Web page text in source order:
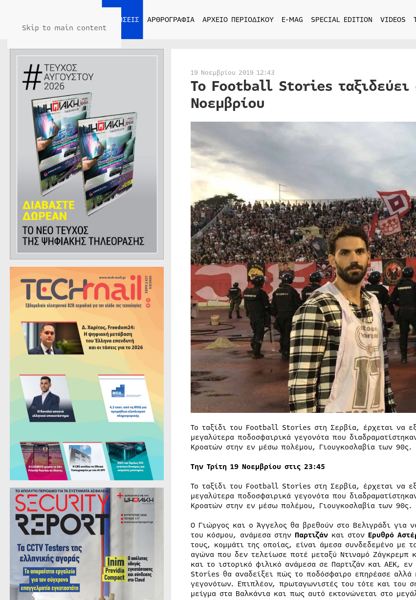
Skip to main content
ΕΙΔΗΣΕΙΣ ΑΡΘΡΟΓΡΑΦΙΑ ΑΡΧΕΙΟ ΠΕΡΙΟΔΙΚΟΥ E-MAG SPECIAL EDITION VIDEOS
19 Νοεμβρίου 2019 12:43
Το Football Stories ταξιδεύει
Νοεμβρίου
Το ταξίδι του Football Stories στη Σερβία, έρχεται να
μεγαλύτερα ποδοσφαιρικά γεγονότα που
Κροατών στην εν μέσω πολέμου, Γιουγκοσλαβία των 90ς.
Την Τρίτη 19 Νοεμβρίου στις 23:45
Το ταξίδι του Football Stories στη Σερβία, έρχεται να
μεγαλύτερα ποδοσφαιρικά γεγονότα που
Κροατών στην εν μέσω πολέμου, Γιουγκοσλαβία των 90ς.
Ο Γιώργος και ο Άγγελος θα βρεθούν στο Βελιγράδι για
του κόσμου, ανάμεσα στην Παρτιζάνκαι στον Ερυθρό
τους, κομμάτι της οποίας, είναι άμεσα συνδεδεμένο με
αγώνα που δεν τελείωσε ποτέ μεταξύ Ντιναμό Ζάγκρεμπ
και το ιστορικό φιλικό ανάμεσα σε Παρτιζάν και ΑΕΚ,
Stories θα αναδείξει πώς το ποδόσφαιρο επηρέασε
γεγονότων. Επιπλέον, πρωταγωνιστές του τότε και του
μείγμα στα Βαλκάνια και πως αυτό εκτονώνεται στο